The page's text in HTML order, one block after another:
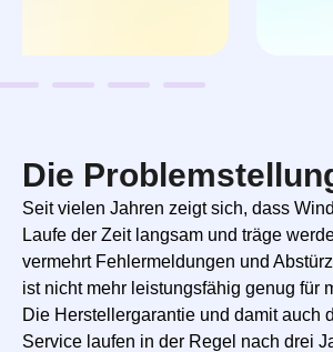
Die
Seit vielen Jahren zeigt sich, dass
Laufe der Zeit langsam und träge
vermehrt Fehlermeldungen und
ist nicht mehr leistungsfähig genug für
Die Herstellergarantie und damit auch
Service laufen in der Regel nach drei